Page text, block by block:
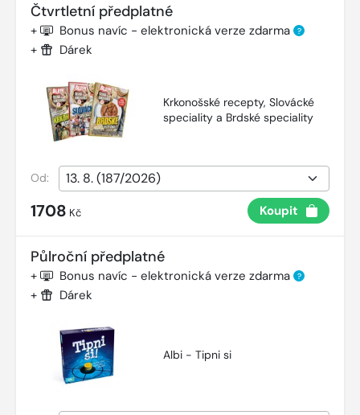
Čtvrtletní předplatné
+ Bonus navíc - elektronická verze zdarma ?
+ Dárek
Krkonošské recepty, Slovácké
speciality a Brdské speciality
Od:
1708 Kč Koupit
Půlroční předplatné
+ Bonus navíc - elektronická verze zdarma ?
+ Dárek
Albi - Tipni si